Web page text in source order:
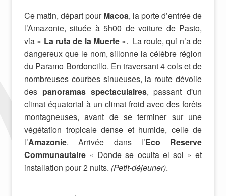
Ce matin, départ pourMacoa, la porte d’entrée de
l’Amazonie, située à 5h00 de voiture de Pasto,
via « La ruta de la Muerte». La route, qui n’a de
dangereux que le nom, sillonne la célèbre région
du Paramo Bordoncillo. En traversant 4 cols et de
nombreuses courbes sinueuses, la route dévoile
des panoramas spectaculaires, passant d'un
climat équatorial à un climat froid avec des forêts
montagneuses, avant de se terminer sur une
végétation tropicale dense et humide, celle de
l’Amazonie.Arrivée dans l’Eco Reserve
Communautaire « Donde se oculta el sol » et
installation pour 2 nuits. (Petit-déjeuner).